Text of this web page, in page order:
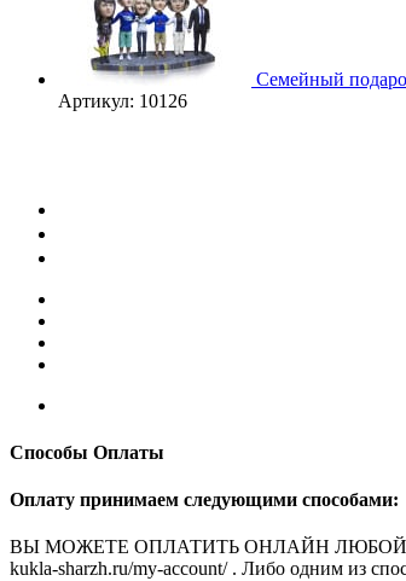
Семейный
Артикул: 10126
Способы Оплаты
Оплату принимаем следующими способами:
ВЫ МОЖЕТЕ ОПЛАТИТЬ ОНЛАЙН ЛЮБОЙ
kukla-sharzh.ru/my-account/ . Либо одним из